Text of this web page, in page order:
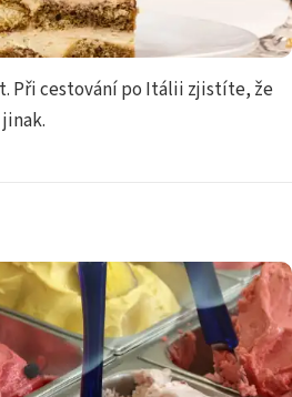
Při cestování po Itálii zjistíte, že